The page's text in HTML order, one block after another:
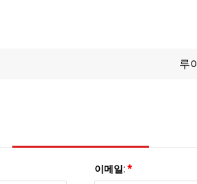
루
이메일:*